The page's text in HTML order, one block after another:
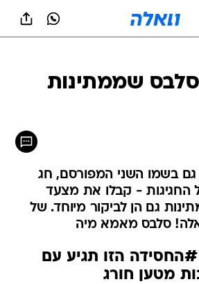
שממתינות
גם בשמו השני המפורסם, חג
החגיגות - קבלו את מצעד
גם הן לביקור מיוחד. של
סלבס מאמא מיה
הזו תגיע עם
מטען חורג